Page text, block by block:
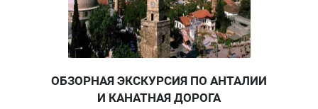
ОБЗОРНАЯ ЭКСКУРСИЯ ПО АНТАЛИИ
И КАНАТНАЯ ДОРОГА